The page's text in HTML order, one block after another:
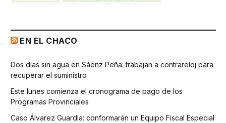
EN EL CHACO
Dos días sin agua en Sáenz Peña: trabajan a contrareloj para
recuperar el suministro
Este lunes comienza el cronograma de pago de los
Programas Provinciales
Caso Álvarez Guardia: conformarán un Equipo Fiscal Especial